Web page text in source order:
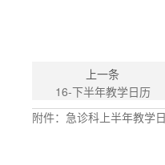
上一条
16-下半年教学日历
附件：急诊科上半年教学